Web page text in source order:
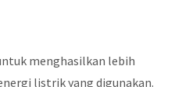
menghasilkan lebih
listrik yang digunakan.